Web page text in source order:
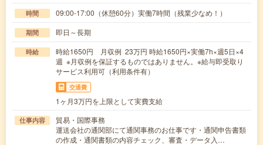
時間 09:00-17:00（休憩60分）実働7時間（残業少なめ！）
期間 即日～長期
時給
時給1650円 月収例 23万円 時給1650円×実働7h×週5日×4
週 ※月収例を保証するものではありません。※給与即受取り
サービス利用可（利用条件有）
交通費
1ヶ月3万円を上限として実費支給
仕事内容
貿易・国際事務
運送会社の通関部にて通関事務のお仕事です・通関申告書類
の作成・通関書類の内容チェック、審査・データ入…